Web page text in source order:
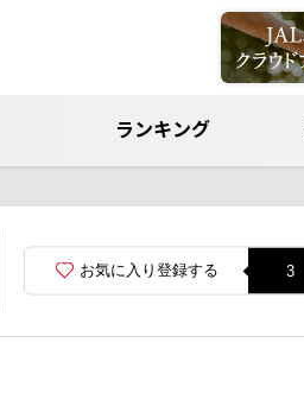
ランキング
お気に入り登録する 3